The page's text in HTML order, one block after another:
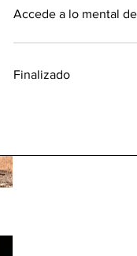
Accede a lo mental
Finalizado